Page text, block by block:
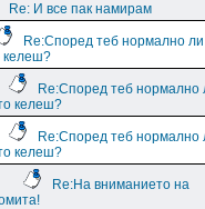
Re: И все пак намирам
Re:Според теб нормално
Re:Според теб нормално
келеш?
Re:Според теб нормално
келеш?
Re:На вниманието на